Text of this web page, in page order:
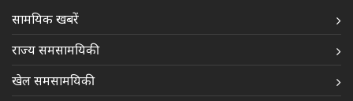
सामयिक खबरें
राज्य समसामयिकी
खेल समसामयिकी